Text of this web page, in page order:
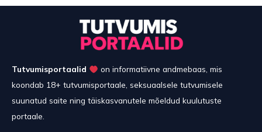
Tutvumisportaalid
on informatiivne andmebaas, mis
koondab 18+ tutvumisportaale, seksuaalsele tutvumisele
suunatud saite ning täiskasvanutele mõeldud kuulutuste
portaale.